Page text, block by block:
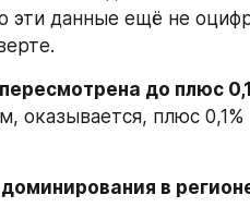
эти данные ещё не
до плюс
оказывается, плюс 0,1%
в